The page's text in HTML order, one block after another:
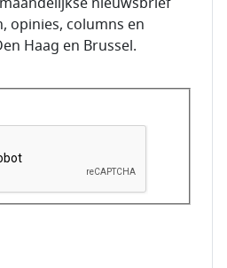
opinies, columns en
Haag en Brussel.
controleren dat u een mens